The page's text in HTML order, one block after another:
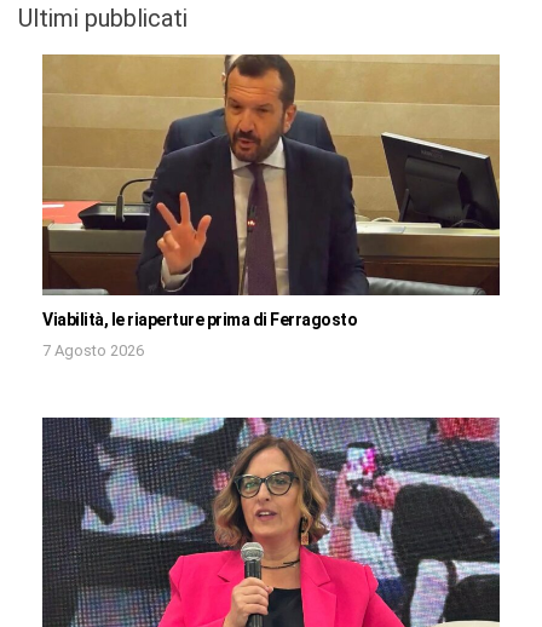
Ultimi pubblicati
Viabilità, le riaperture prima di Ferragosto
7 Agosto 2026